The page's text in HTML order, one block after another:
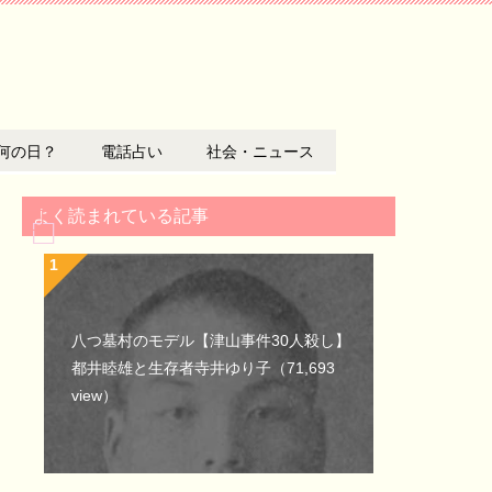
の日？ 電話占い 社会・ニュース
よく読まれている記事
八つ墓村のモデル【津山事件30人殺し】
都井睦雄と生存者寺井ゆり子 （71,693
view）